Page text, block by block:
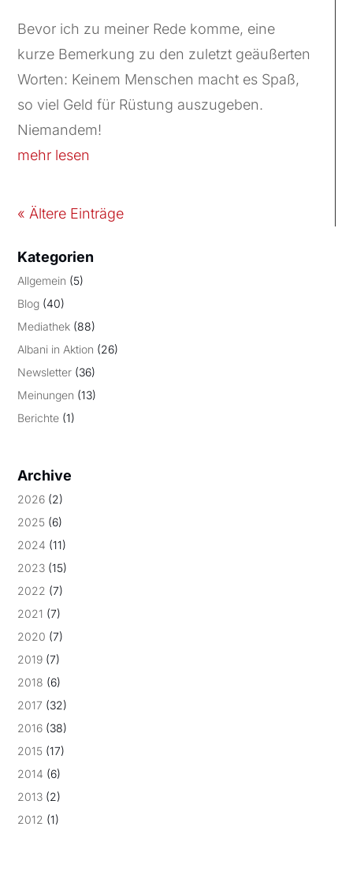
Bevor ich zu meiner Rede komme, eine
kurze Bemerkung zu den zuletzt geäußerten
Worten: Keinem Menschen macht es Spaß,
so viel Geld für Rüstung auszugeben.
Niemandem!
mehr lesen
« Ältere Einträge
Kategorien
Allgemein (5)
Blog (40)
Mediathek (88)
Albani in Aktion (26)
Newsletter (36)
Meinungen (13)
Berichte (1)
Archive
2026 (2)
2025 (6)
2024 (11)
2023 (15)
2022 (7)
2021 (7)
2020 (7)
2019 (7)
2018 (6)
2017 (32)
2016 (38)
2015 (17)
2014 (6)
2013 (2)
2012 (1)